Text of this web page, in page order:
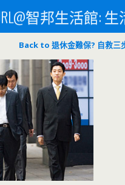
智邦生活館:
Back to 退休金難保? 自救三